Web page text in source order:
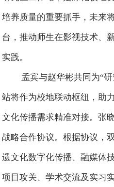
培养质量的重要抓手，未来
台，推动师生在影视技术、
实践。
孟宾与赵华彬共同为“
站将作为校地联动枢纽，助
文化传播需求精准对接。张
战略合作协议。根据协议，
遗文化数字化传播、融媒体
项目攻关、学术交流及实习实